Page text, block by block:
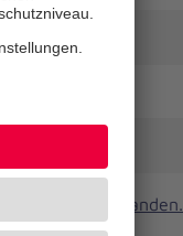
und verstanden.